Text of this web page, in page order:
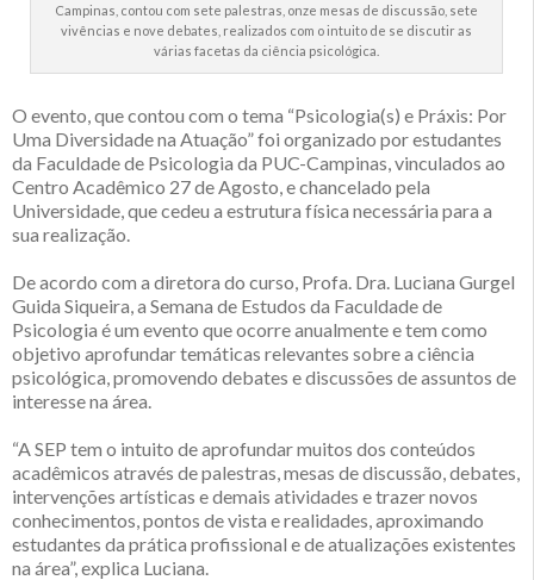
Campinas, contou com sete palestras, onze mesas de discussão, sete
vivências e nove debates, realizados com o intuito de se discutir as
várias facetas da ciência psicológica.
O evento, que contou com o tema “Psicologia(s) e Práxis: Por
Uma Diversidade na Atuação” foi organizado por estudantes
da Faculdade de Psicologia da PUC-Campinas, vinculados ao
Centro Acadêmico 27 de Agosto, e chancelado pela
Universidade, que cedeu a estrutura física necessária para a
sua realização.
De acordo com a diretora do curso, Profa. Dra. Luciana Gurgel
Guida Siqueira, a Semana de Estudos da Faculdade de
Psicologia é um evento que ocorre anualmente e tem como
objetivo aprofundar temáticas relevantes sobre a ciência
psicológica, promovendo debates e discussões de assuntos de
interesse na área.
“A SEP tem o intuito de aprofundar muitos dos conteúdos
acadêmicos através de palestras, mesas de discussão, debates,
intervenções artísticas e demais atividades e trazer novos
conhecimentos, pontos de vista e realidades, aproximando
estudantes da prática profissional e de atualizações existentes
na área”, explica Luciana.